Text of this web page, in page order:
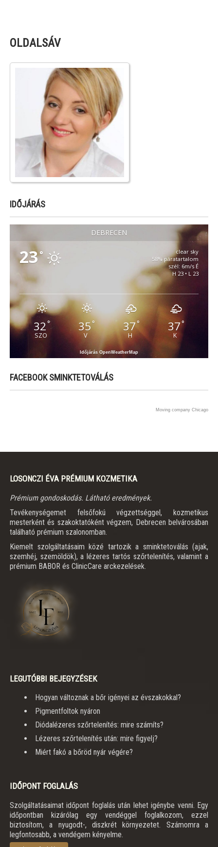
OLDALSÁV
IDŐJÁRÁS
DEBRECEN
23°
clear sky
58% páratartalom
szél: 6m/s É
H 23 • L 23
32°
SZO
35°
V
37°
H
37°
K
Időjárás OpenWeatherMap
FACEBOOK SMINKTETOVÁLÁS
Moving company Chicago
LOSONCZI ÉVA PRÉMIUM KOZMETIKA
Prémium gondoskodás. Látható eredmények.
Tevékenységemet felsőfokú végzettséggel, kozmetikus
mesterként és szakoktatóként végzem, Debrecen belvárosában
található prémium szalonomban.
Kiemelt szolgáltatásaim közé tartozik a sminktetoválás (ajak,
szemhéj, szemöldök), a lézeres tartós szőrtelenítés, valamint a
prémium BABOR és ClinicCare arckezelések.
LEGUTÓBBI BEJEGYZÉSEK
Hogyan változnak a bőr igényei az évszakokkal?
Pigmentfoltok nyáron
Diódalézeres szőrtelenítés: mire számíts?
Lézeres szőrtelenítés után: mire figyelj?
Miért fakó a bőröd nyár végére?
IDŐPONT FOGLALÁS
Szolgáltatásaimat időpont foglalás után lehet igénybe venni. Egy
időpontban kizárólag egy vendéggel foglalkozom, ezzel
biztosítom, a nyugodt-, diszkrét környezetet. Számomra a
legfontosabb, a vendégem kényelme.